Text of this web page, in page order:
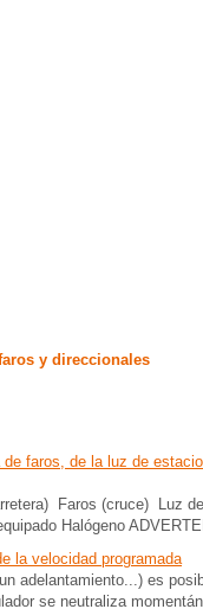
y direccionales
faros, de la luz de
Faros (cruce) Luz
Halógeno
la velocidad programada
adelantamiento...) es
se neutraliza